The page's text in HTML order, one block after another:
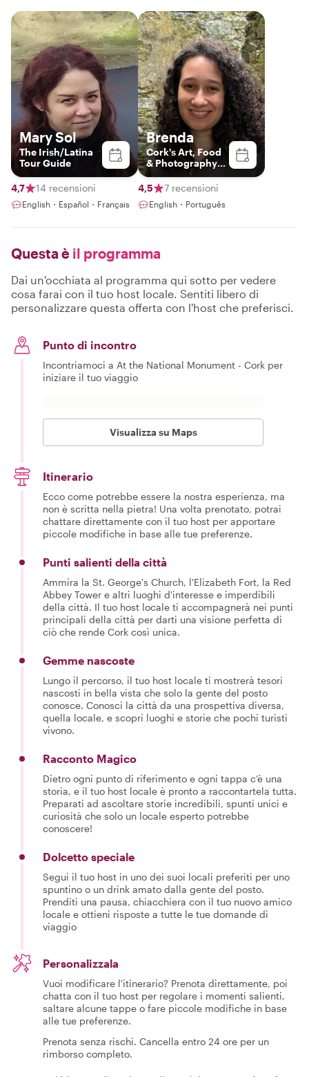
Mary Sol
The Irish/Latina
Tour Guide
4,7 14 recensioni
English・Español・Français
Brenda
Cork's Art, Food
& Photography
Enthusiast
4,5
7 recensioni
English・Português
Questa è il programma
Dai un'occhiata al programma qui sotto per vedere
cosa farai con il tuo host locale. Sentiti libero di
personalizzare questa offerta con l'host che preferisci.
Punto di incontro
Incontriamoci a At the National Monument - Cork per
iniziare il tuo viaggio
Visualizza su Maps
Itinerario
Ecco come potrebbe essere la nostra esperienza, ma
non è scritta nella pietra! Una volta prenotato, potrai
chattare direttamente con il tuo host per apportare
piccole modifiche in base alle tue preferenze.
Punti salienti della città
Ammira la St. George's Church, l'Elizabeth Fort, la Red
Abbey Tower e altri luoghi d'interesse e imperdibili
della città. Il tuo host locale ti accompagnerà nei punti
principali della città per darti una visione perfetta di
ciò che rende Cork così unica.
Gemme nascoste
Lungo il percorso, il tuo host locale ti mostrerà tesori
nascosti in bella vista che solo la gente del posto
conosce. Conosci la città da una prospettiva diversa,
quella locale, e scopri luoghi e storie che pochi turisti
vivono.
Racconto Magico
Dietro ogni punto di riferimento e ogni tappa c’è una
storia, e il tuo host locale è pronto a raccontartela tutta.
Preparati ad ascoltare storie incredibili, spunti unici e
curiosità che solo un locale esperto potrebbe
conoscere!
Dolcetto speciale
Segui il tuo host in uno dei suoi locali preferiti per uno
spuntino o un drink amato dalla gente del posto.
Prenditi una pausa, chiacchiera con il tuo nuovo amico
locale e ottieni risposte a tutte le tue domande di
viaggio
Personalizzala
Vuoi modificare l'itinerario? Prenota direttamente, poi
chatta con il tuo host per regolare i momenti salienti,
saltare alcune tappe o fare piccole modifiche in base
alle tue preferenze.
Prenota senza rischi. Cancella entro 24 ore per un
rimborso completo.